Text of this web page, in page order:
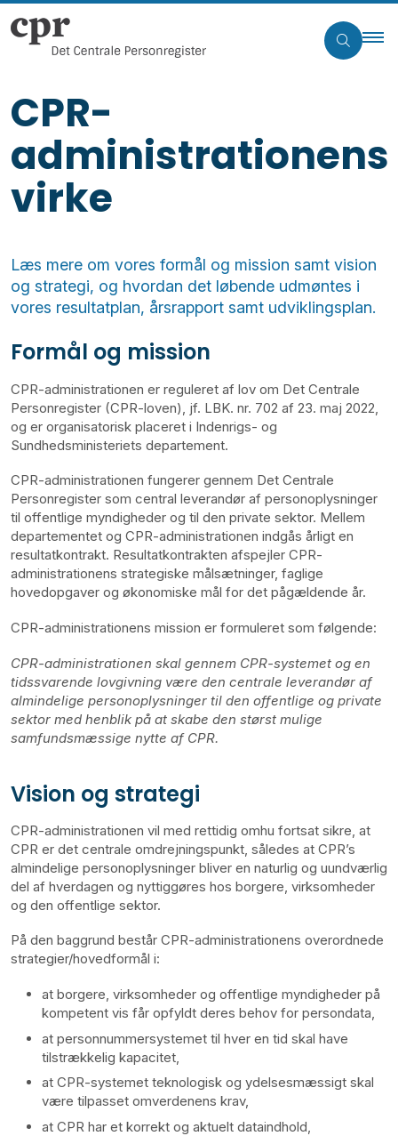
CPR-
administrationens
virke
Læs mere om vores formål og mission samt vision
og strategi, og hvordan det løbende udmøntes i
vores resultatplan, årsrapport samt udviklingsplan.
Formål og mission
CPR-administrationen er reguleret af lov om Det Centrale
Personregister (CPR-loven), jf. LBK. nr. 702 af 23. maj 2022,
og er organisatorisk placeret i Indenrigs- og
Sundhedsministeriets departement.
CPR-administrationen fungerer gennem Det Centrale
Personregister som central leverandør af personoplysninger
til offentlige myndigheder og til den private sektor. Mellem
departementet og CPR-administrationen indgås årligt en
resultatkontrakt. Resultatkontrakten afspejler CPR-
administrationens strategiske målsætninger, faglige
hovedopgaver og økonomiske mål for det pågældende år.
CPR-administrationens mission er formuleret som følgende:
CPR-administrationen skal gennem CPR-systemet og en
tidssvarende lovgivning være den centrale leverandør af
almindelige personoplysninger til den offentlige og private
sektor med henblik på at skabe den størst mulige
samfundsmæssige nytte af CPR.
Vision og strategi
CPR-administrationen vil med rettidig omhu fortsat sikre, at
CPR er det centrale omdrejningspunkt, således at CPR’s
almindelige personoplysninger bliver en naturlig og uundværlig
del af hverdagen og nyttiggøres hos borgere, virksomheder
og den offentlige sektor.
På den baggrund består CPR-administrationens overordnede
strategier/hovedformål i:
at borgere, virksomheder og offentlige myndigheder på
kompetent vis får opfyldt deres behov for persondata,
at personnummersystemet til hver en tid skal have
tilstrækkelig kapacitet,
at CPR-systemet teknologisk og ydelsesmæssigt skal
være tilpasset omverdenens krav,
at CPR har et korrekt og aktuelt dataindhold,